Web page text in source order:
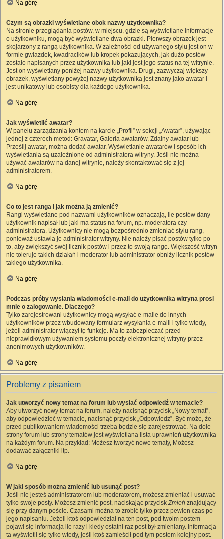
Na górę
Czym są obrazki wyświetlane obok nazwy użytkownika?
Na stronie przeglądania postów, w miejscu, gdzie są wyświetlane informacje
o użytkowniku, mogą być wyświetlane dwa obrazki. Pierwszy obrazek jest
skojarzony z rangą użytkownika. W zależności od używanego stylu jest on w
formie gwiazdek, kwadracików lub kropek pokazujących, jak dużo postów
zostało napisanych przez użytkownika lub jaki jest jego status na tej witrynie.
Jest on wyświetlany poniżej nazwy użytkownika. Drugi, zazwyczaj większy
obrazek, wyświetlany powyżej nazwy użytkownika jest znany jako awatar i
jest unikatowy lub osobisty dla każdego użytkownika.
Na górę
Jak wyświetlić awatar?
W panelu zarządzania kontem na karcie „Profil” w sekcji „Awatar”, używając
jednej z czterech metod: Gravatar, Galeria awatarów, Zdalny awatar lub
Prześlij awatar, można dodać awatar. Wyświetlanie awatarów i sposób ich
wyświetlania są uzależnione od administratora witryny. Jeśli nie można
używać awatarów na danej witrynie, należy skontaktować się z jej
administratorem.
Na górę
Co to jest ranga i jak można ją zmienić?
Rangi wyświetlane pod nazwami użytkowników oznaczają, ile postów dany
użytkownik napisał lub jaki ma status na forum, np. moderatora czy
administratora. Użytkownicy nie mogą bezpośrednio zmieniać stylu rang,
ponieważ ustawia je administrator witryny. Nie należy pisać postów tylko po
to, aby zwiększyć swój licznik postów i przez to swoją rangę. Większość witryn
nie toleruje takich działań i moderator lub administrator obniży licznik postów
takiego użytkownika.
Na górę
Podczas próby wysłania wiadomości e-mail do użytkownika witryna prosi
mnie o zalogowanie. Dlaczego?
Tylko zarejestrowani użytkownicy mogą wysyłać e-maile do innych
użytkowników przez wbudowany formularz wysyłania e-maili i tylko wtedy,
jeżeli administrator włączył tę funkcję. Ma to zabezpieczać przed
nieprawidłowym używaniem systemu poczty elektronicznej witryny przez
anonimowych użytkowników.
Na górę
Problemy z pisaniem
Jak utworzyć nowy temat na forum lub wysłać odpowiedź w temacie?
Aby utworzyć nowy temat na forum, należy nacisnąć przycisk „Nowy temat”,
aby odpowiedzieć w temacie, nacisnąć przycisk „Odpowiedz”. Być może, że
przed publikowaniem wiadomości trzeba będzie się zarejestrować. Na dole
strony forum lub strony tematów jest wyświetlana lista uprawnień użytkownika
na każdym forum. Na przykład: Możesz tworzyć nowe tematy, Możesz
dodawać załączniki itp.
Na górę
W jaki sposób można zmienić lub usunąć post?
Jeśli nie jesteś administratorem lub moderatorem, możesz zmieniać i usuwać
tylko swoje posty. Możesz zmienić post, naciskając przyciskZmień znajdujący
się przy danym poście. Czasami można to zrobić tylko przez pewien czas po
jego napisaniu. Jeżeli ktoś odpowiedział na ten post, pod twoim postem
pojawi się informacja ile razy i kiedy ostatni raz post był zmieniany. Informacja
ta wyświetli się tylko wtedy, jeśli ktoś zamieścił pod tym postem kolejny post.